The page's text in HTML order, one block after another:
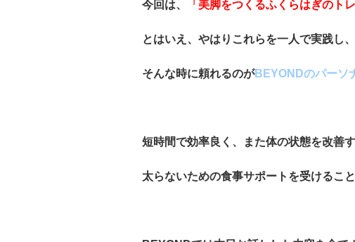
今回は、 「美脚をつくるふくらはぎのト
とはいえ、やはりこれらを一人で実践し
そんな時に頼れるのがBEYONDのパーソ
短時間で効率良く、また体の状態を改善
太らないための食事サポートを受けること